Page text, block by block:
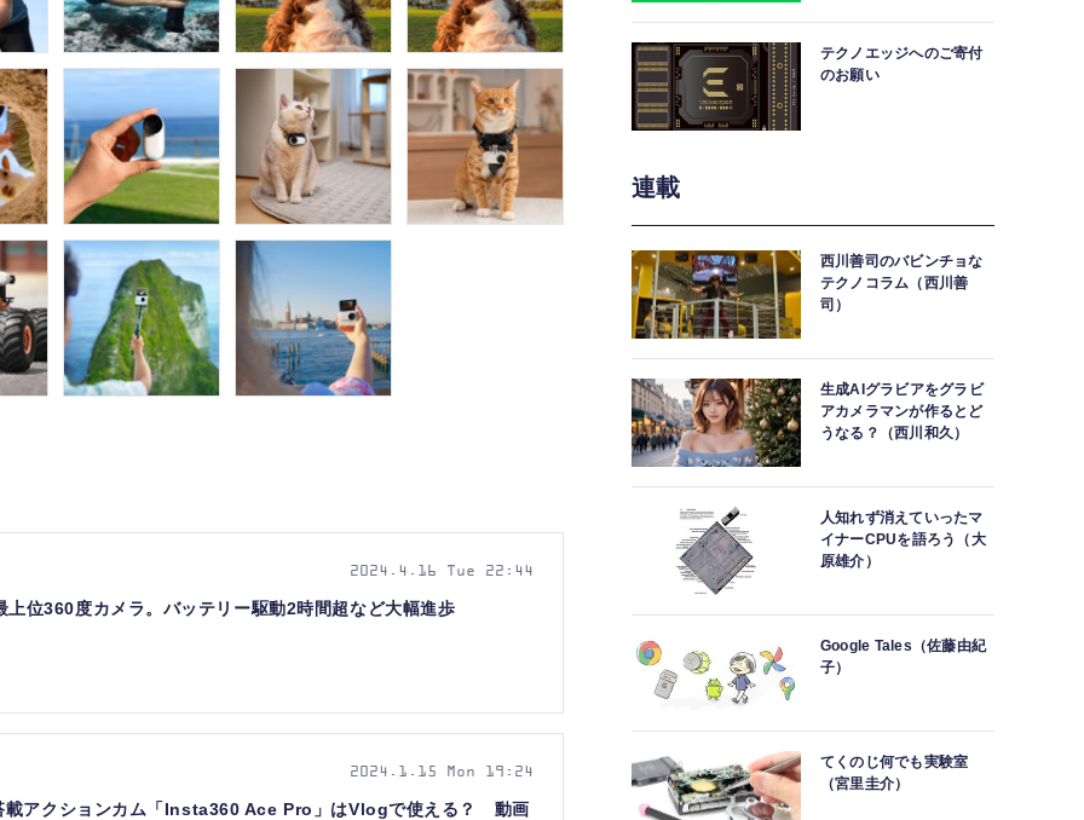
位360度カメラ。バッテリー駆動2時間超など大幅進歩
2024.4.16 Tue 22:44
載アクションカム「Insta360 Ace Pro」はVlogで使える？ 動画
2024.1.15 Mon 19:24
テクノエッジへのご寄付
のお願い
連載
西川善司のバビンチョな
テクノコラム（西川善
司）
生成AIグラビアをグラビ
アカメラマンが作るとど
うなる？（西川和久）
人知れず消えていったマ
イナーCPUを語ろう（大
原雄介）
Google Tales（佐藤由紀
子）
てくのじ何でも実験室
（宮里圭介）